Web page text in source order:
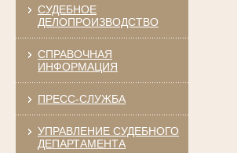
СУДЕБНОЕ
ДЕЛОПРОИЗВОДСТВО
СПРАВОЧНАЯ
ИНФОРМАЦИЯ
ПРЕСС-СЛУЖБА
УПРАВЛЕНИЕ СУДЕБНОГО
ДЕПАРТАМЕНТА